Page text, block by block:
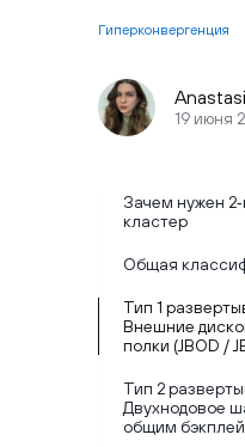
Гиперконвергенция
19 июня
Зачем нужен
кластер
Общая
Тип 1
Внешние
полки (JBOD /
Тип 2
Двухнодовое
общим